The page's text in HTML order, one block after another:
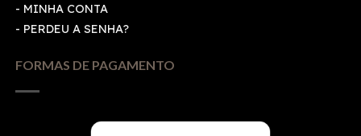
- MINHA CONTA
- PERDEU A SENHA?
FORMAS DE PAGAMENTO